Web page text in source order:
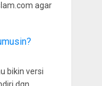
agar
bikin versi